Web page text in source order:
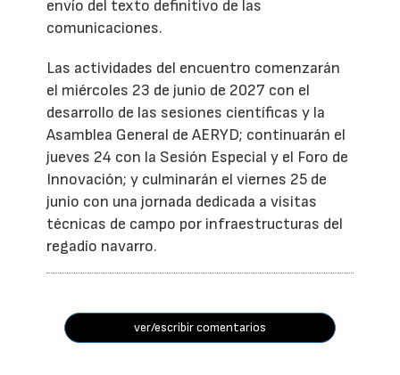
envío del texto definitivo de las
comunicaciones.
Las actividades del encuentro comenzarán
el miércoles 23 de junio de 2027 con el
desarrollo de las sesiones científicas y la
Asamblea General de AERYD; continuarán el
jueves 24 con la Sesión Especial y el Foro de
Innovación; y culminarán el viernes 25 de
junio con una jornada dedicada a visitas
técnicas de campo por infraestructuras del
regadío navarro.
ver/escribir comentarios